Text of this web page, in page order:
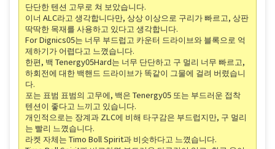
단단한 텐션 고무로 쳐 보았습니다.
이너 ALC라고 생각합니다만, 상상 이상으로 구리가 빠르고, 상판
딱딱한 목재를 사용하고 있다고 생각합니다.
For Dignics05는 너무 부드럽고 카운터 드라이브와 블록으로 억
제하기가 어렵다고 느꼈습니다.
한편, 백 Tenergy05Hard는 너무 단단하고 구 멀리 너무 빠르고,
하회전에 대한 백핸드 드라이브가 똑같이 그물에 걸려 버렸습니
다.
포는 표범 표범의 고무에, 백은 Tenergy05 또는 부드러운 접착
텐션이 좋다고 느끼고 있습니다.
개인적으로는 장계과 ZLC에 비해 타구감은 부드럽지만, 구 멀리
는 빨리 느꼈습니다.
라켓 자체는 Timo Boll Spirit과 비슷하다고 느꼈습니다.